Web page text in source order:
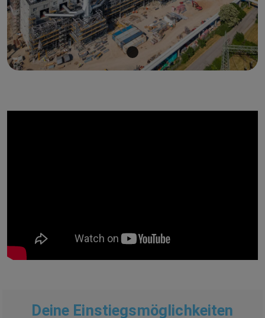
Deine Einstiegsmöglichkeiten